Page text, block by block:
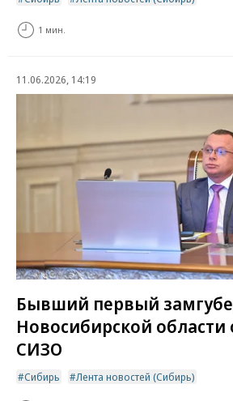
1 мин.
11.06.2026, 14:19
Бывший первый
Новосибирской области
СИЗО
Сибирь Лента новостей (Сибирь)